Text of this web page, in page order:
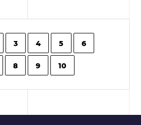
3 4 5 6
8 9 10